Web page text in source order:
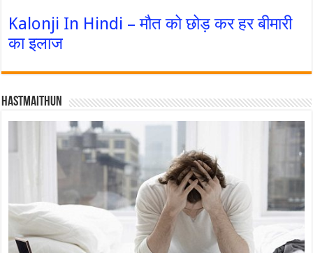
Kalonji In Hindi – मौत को छोड़ कर हर बीमारी
का इलाज
Hastmaithun